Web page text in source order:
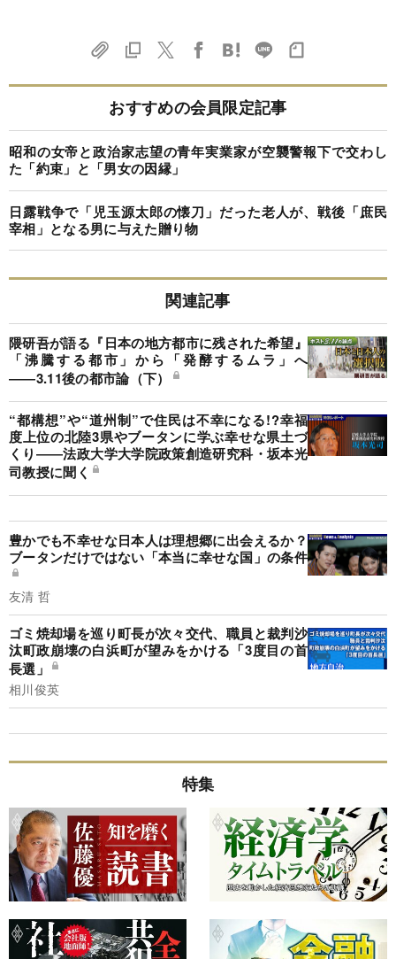
おすすめの会員限定記事
昭和の女帝と政治家志望の青年実業家が空襲警報下で交わし
た「約束」と「男女の因縁」
日露戦争で「児玉源太郎の懐刀」だった老人が、戦後「庶民
宰相」となる男に与えた贈り物
関連記事
隈研吾が語る『日本の地方都市に残された希望』
「沸騰する都市」から「発酵するムラ」へ
――3.11後の都市論（下）
“都構想”や“道州制”で住民は不幸になる!?幸福
度上位の北陸3県やブータンに学ぶ幸せな県土づ
くり――法政大学大学院政策創造研究科・坂本光
司教授に聞く
豊かでも不幸せな日本人は理想郷に出会えるか？
ブータンだけではない「本当に幸せな国」の条件
友清 哲
ゴミ焼却場を巡り町長が次々交代、職員と裁判沙
汰町政崩壊の白浜町が望みをかける「3度目の首
長選」
相川俊英
特集